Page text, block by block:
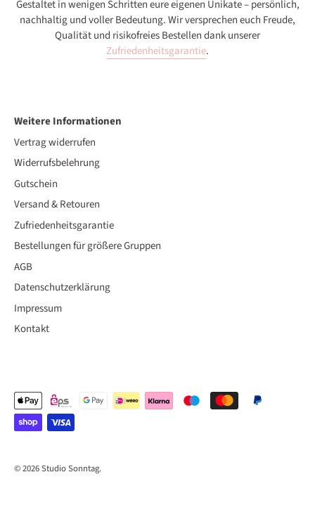
Gestaltet in wenigen Schritten eure eigenen Unikate – persönlich,
nachhaltig und voller Bedeutung. Wir versprechen euch Freude,
Qualität und risikofreies Bestellen dank unserer
Zufriedenheitsgarantie.
Weitere Informationen
Vertrag widerrufen
Widerrufsbelehrung
Gutschein
Versand & Retouren
Zufriedenheitsgarantie
Bestellungen für größere Gruppen
AGB
Datenschutzerklärung
Impressum
Kontakt
© 2026Studio Sonntag.